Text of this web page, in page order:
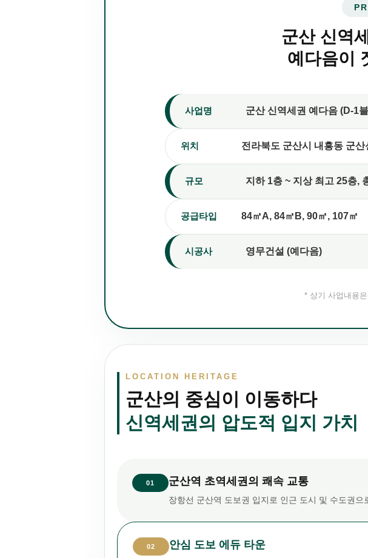
군산 신역
예다음이
사업명 군산 신역세권 예다음 (D-1
위치 전라북도 군산시 내흥동 군
규모 지하 1층 ~ 지상 최고 25층,
공급타입 84㎡A, 84㎡B, 90㎡, 107㎡
시공사 영무건설 (예다음)
* 상기 사업내용
LOCATION HERITAGE
군산의 중심이 이동하다
신역세권의 압도적 입지 가치
01 군산역 초역세권의 쾌속 교통
장항선 군산역 도보권 입지로 인근 도시 및 수도권으
02 안심 도보 에듀 타운